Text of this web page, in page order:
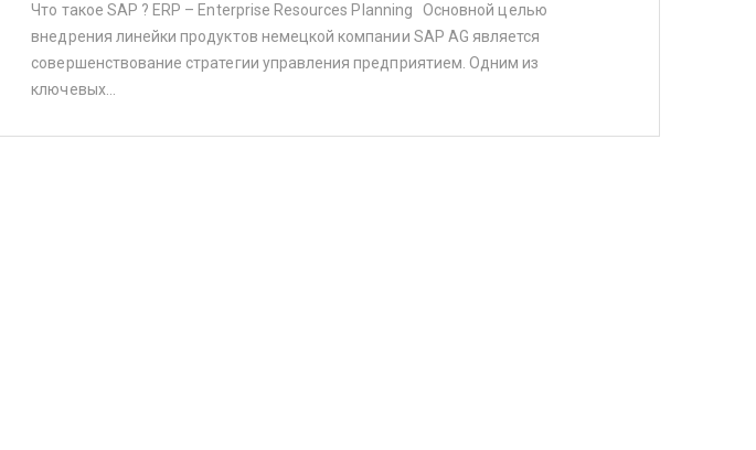
Что такое SAP ? ERP – Enterprise Resources Planning Основной целью
внедрения линейки продуктов немецкой компании SAP AG является
совершенствование стратегии управления предприятием. Одним из
ключевых…